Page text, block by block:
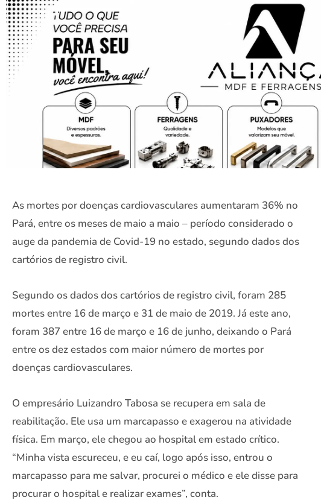
As mortes por doenças cardiovasculares aumentaram 36% no
Pará, entre os meses de maio a maio – período considerado o
auge da pandemia de Covid-19 no estado, segundo dados dos
cartórios de registro civil.
Segundo os dados dos cartórios de registro civil, foram 285
mortes entre 16 de março e 31 de maio de 2019. Já este ano,
foram 387 entre 16 de março e 16 de junho, deixando o Pará
entre os dez estados com maior número de mortes por
doenças cardiovasculares.
O empresário Luizandro Tabosa se recupera em sala de
reabilitação. Ele usa um marcapasso e exagerou na atividade
física. Em março, ele chegou ao hospital em estado crítico.
“Minha vista escureceu, e eu caí, logo após isso, entrou o
marcapasso para me salvar, procurei o médico e ele disse para
procurar o hospital e realizar exames”, conta.